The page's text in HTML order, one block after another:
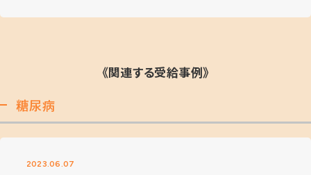
《関連する受給事例》
糖尿病
2023.06.07